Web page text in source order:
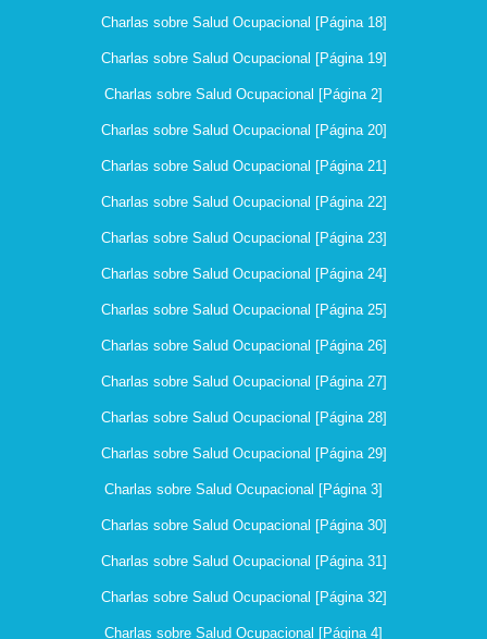
Charlas sobre Salud Ocupacional [Página 18]
Charlas sobre Salud Ocupacional [Página 19]
Charlas sobre Salud Ocupacional [Página 2]
Charlas sobre Salud Ocupacional [Página 20]
Charlas sobre Salud Ocupacional [Página 21]
Charlas sobre Salud Ocupacional [Página 22]
Charlas sobre Salud Ocupacional [Página 23]
Charlas sobre Salud Ocupacional [Página 24]
Charlas sobre Salud Ocupacional [Página 25]
Charlas sobre Salud Ocupacional [Página 26]
Charlas sobre Salud Ocupacional [Página 27]
Charlas sobre Salud Ocupacional [Página 28]
Charlas sobre Salud Ocupacional [Página 29]
Charlas sobre Salud Ocupacional [Página 3]
Charlas sobre Salud Ocupacional [Página 30]
Charlas sobre Salud Ocupacional [Página 31]
Charlas sobre Salud Ocupacional [Página 32]
Charlas sobre Salud Ocupacional [Página 4]